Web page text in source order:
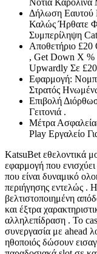
Νότια Καρολίνα
Δήλωση Εαυτού
Καλώς Ήρθατε
Συμπερίληψη
Αποθετήριο
, Get Down X %
Upwardly Σε
Εφαρμογή:
Στρατός
Επιβολή
Γειτονιά .
Μέτρα
Play Εργαλείο
KatsuBet εθελοντικά
εφαρμογή που
που είναι δυναμικό
περιήγησης εντελώς .
βελτιστοποιημένη
και έξτρα
αλληλεπίδραση . Το
συνεργασία με ahead
ηθοποιός δώσουν